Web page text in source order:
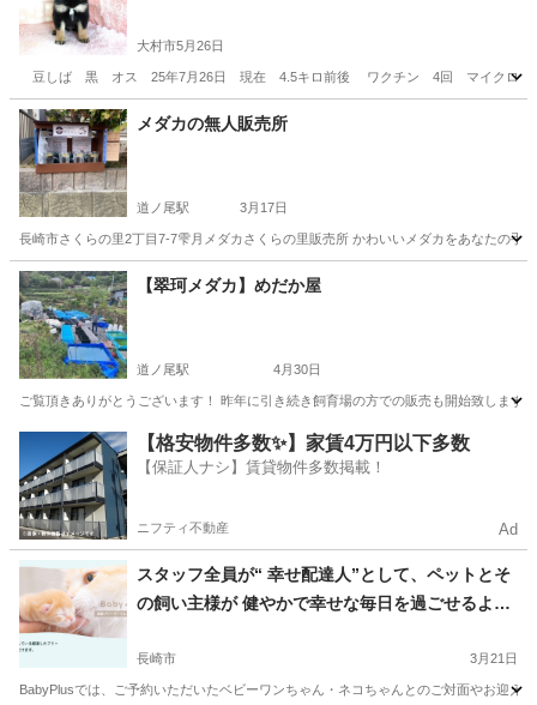
大村市5月26日
豆しば 黒 オス 25年7月26日 現在 4.5キロ前後 ワクチン 4回 マイクロチ
長崎 大村市 ペットショップ 格安
メダカの無人販売所
道ノ尾駅 3月17日
長崎市さくらの里2丁目7-7雫月メダカさくらの里販売所 かわいいメダカをあなたの手に
長崎 長崎市 道ノ尾駅 その他のペット
【翠珂メダカ】めだか屋
道ノ尾駅 4月30日
ご覧頂きありがとうございます！ 昨年に引き続き飼育場の方での販売も開始致しま
長崎市 道ノ尾駅 ペット メダカ
【格安物件多数✨】家賃4万円以下多数
【保証人ナシ】賃貸物件多数掲載！
ニフティ不動産 Ad
スタッフ全員が“ 幸せ配達人”として、ペットとそ
の飼い主様が 健やかで幸せな毎日を過ごせるよ
長崎市 3月21日
BabyPlusでは、ご予約いただいたベビーワンちゃん・ネコちゃんとのご対面やお迎